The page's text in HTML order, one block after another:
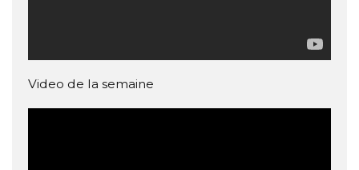
Video de la semaine